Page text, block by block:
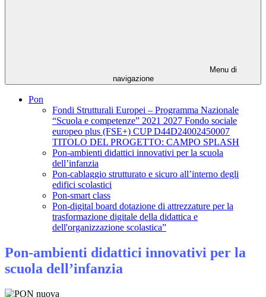
Menu di
navigazione
Pon
Fondi Strutturali Europei – Programma Nazionale
“Scuola e competenze” 2021 2027 Fondo sociale
europeo plus (FSE+) CUP D44D24002450007
TITOLO DEL PROGETTO: CAMPO SPLASH
Pon-ambienti didattici innovativi per la scuola
dell’infanzia
Pon-cablaggio strutturato e sicuro all’interno degli
edifici scolastici
Pon-smart class
Pon-digital board dotazione di attrezzature per la
trasformazione digitale della didattica e
dell'organizzazione scolastica”
Pon-ambienti didattici innovativi per la
scuola dell’infanzia